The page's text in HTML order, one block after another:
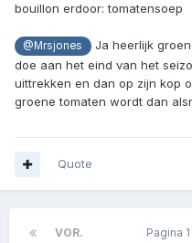
bouillon erdoor: tomatensoep
@Mrsjones
Ja heerlijk
doe aan het eind van het
uittrekken en dan op zijn kop
groene tomaten wordt dan
Quote
VOR. Pagina